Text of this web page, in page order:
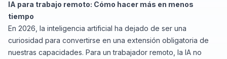
IA para trabajo remoto: Cómo hacer más en menos
tiempo
En 2026, la inteligencia artificial ha dejado de ser una
curiosidad para convertirse en una extensión obligatoria de
nuestras capacidades. Para un trabajador remoto, la IA no